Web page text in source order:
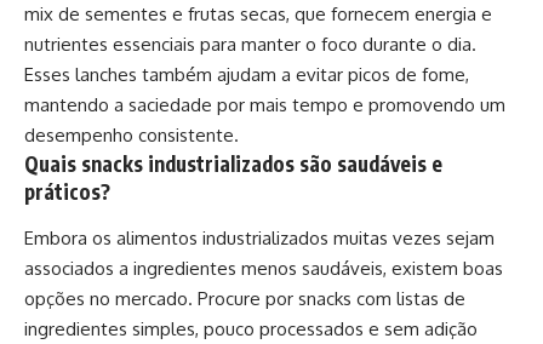
mix de sementes e frutas secas, que fornecem energia e
nutrientes essenciais para manter o foco durante o dia.
Esses lanches também ajudam a evitar picos de fome,
mantendo a saciedade por mais tempo e promovendo um
desempenho consistente.
Quais snacks industrializados são saudáveis e
práticos?
Embora os alimentos industrializados muitas vezes sejam
associados a ingredientes menos saudáveis, existem boas
opções no mercado. Procure por snacks com listas de
ingredientes simples, pouco processados e sem adição